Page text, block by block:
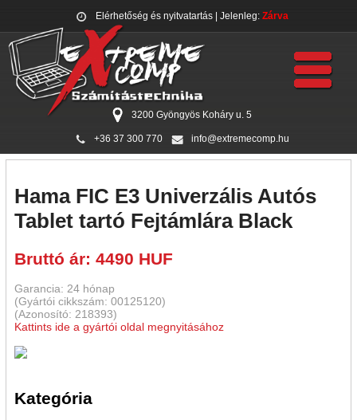
Elérhetőség és nyitvatartás| Jelenleg: Zárva
3200 Gyöngyös Koháry u. 5
+36 37 300 770 info@extremecomp.hu
Hama FIC E3 Univerzális Autós
Tablet tartó Fejtámlára Black
Bruttó ár: 4490 HUF
Garancia: 24 hónap
(Gyártói cikkszám: 00125120)
(Azonosító: 218393)
Kattints ide a gyártói oldal megnyitásához
Kategória